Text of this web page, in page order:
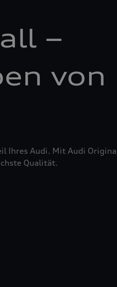
–
von
Ihres Audi. Mit Audi
Qualität.